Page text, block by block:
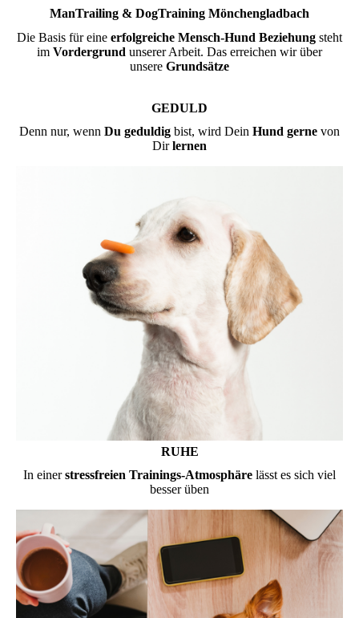
ManTrailing & DogTraining Mönchengladbach
Die Basis für eine erfolgreiche Mensch-Hund Beziehung steht
im Vordergrund unserer Arbeit. Das erreichen wir über
unsere Grundsätze
GEDULD
Denn nur, wenn Du geduldig bist, wird Dein Hund gerne von
Dirlernen
RUHE
In einerstressfreien Trainings-Atmosphäre lässt es sich viel
besser üben